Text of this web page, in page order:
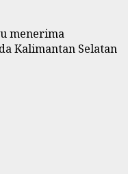
menerima
Kalimantan Selatan